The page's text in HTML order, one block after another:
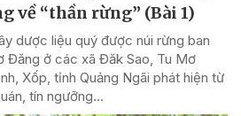
về “thần rừng” (Bài 1)
dược liệu quý được núi rừng ban
Đăng ở các xã Đăk Sao, Tu Mơ
Xốp, tỉnh Quảng Ngãi phát hiện từ
tín ngưỡng...